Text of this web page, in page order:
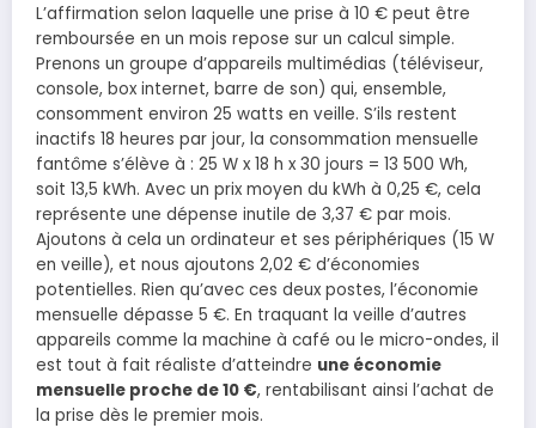
L’affirmation selon laquelle une prise à 10 € peut être
remboursée en un mois repose sur un calcul simple.
Prenons un groupe d’appareils multimédias (téléviseur,
console, box internet, barre de son) qui, ensemble,
consomment environ 25 watts en veille. S’ils restent
inactifs 18 heures par jour, la consommation mensuelle
fantôme s’élève à : 25 W x 18 h x 30 jours = 13 500 Wh,
soit 13,5 kWh. Avec un prix moyen du kWh à 0,25 €, cela
représente une dépense inutile de 3,37 € par mois.
Ajoutons à cela un ordinateur et ses périphériques (15 W
en veille), et nous ajoutons 2,02 € d’économies
potentielles. Rien qu’avec ces deux postes, l’économie
mensuelle dépasse 5 €. En traquant la veille d’autres
appareils comme la machine à café ou le micro-ondes, il
est tout à fait réaliste d’atteindre une économie
mensuelle proche de 10 €, rentabilisant ainsi l’achat de
la prise dès le premier mois.